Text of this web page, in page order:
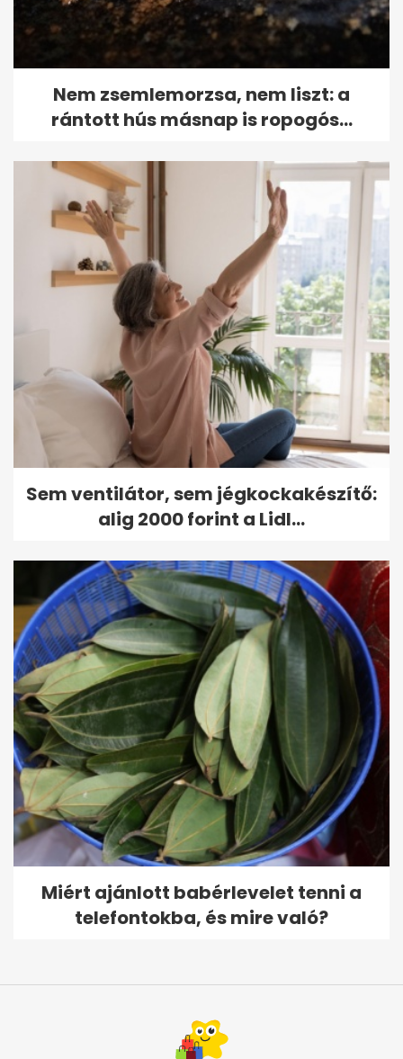
Nem zsemlemorzsa, nem liszt: a
rántott hús másnap is ropogós...
Sem ventilátor, sem jégkockakészítő:
alig 2000 forint a Lidl...
Miért ajánlott babérlevelet tenni a
telefontokba, és mire való?